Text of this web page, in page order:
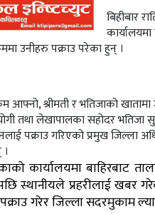
बिहीबार
उनीहरु पक्राउ परेका हुन् ।
श्रीमती र भतिजाको खातामा
तथा लेखापालका सहोदर भतिजा
पक्राउ गरिएको प्रमुख जिल्ला
कार्यालयमा बाहिरबाट
स्थानीयले प्रहरीलाई खबर
गरेर जिल्ला सदरमुकाम